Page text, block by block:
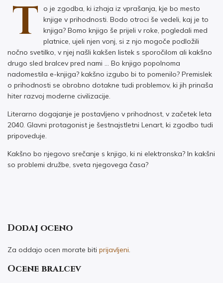
T
o je zgodba, ki izhaja iz vprašanja, kje bo mesto
knjige v prihodnosti. Bodo otroci še vedeli, kaj je to
knjiga? Bomo knjigo še prijeli v roke, pogledali med
platnice, ujeli njen vonj, si z njo mogoče podložili
nočno svetilko, v njej našli kakšen listek s sporočilom ali kakšno
drugo sled bralcev pred nami … Bo knjigo popolnoma
nadomestila e-knjiga? kakšno izgubo bi to pomenilo? Premislek
o prihodnosti se obrobno dotakne tudi problemov, ki jih prinaša
hiter razvoj moderne civilizacije.
Literarno dogajanje je postavljeno v prihodnost, v začetek leta
2040. Glavni protagonist je šestnajstletni Lenart, ki zgodbo tudi
pripoveduje.
Kakšno bo njegovo srečanje s knjigo, ki ni elektronska? In kakšni
so problemi družbe, sveta njegovega časa?
Dodaj oceno
Za oddajo ocen morate biti prijavljeni.
Ocene bralcev